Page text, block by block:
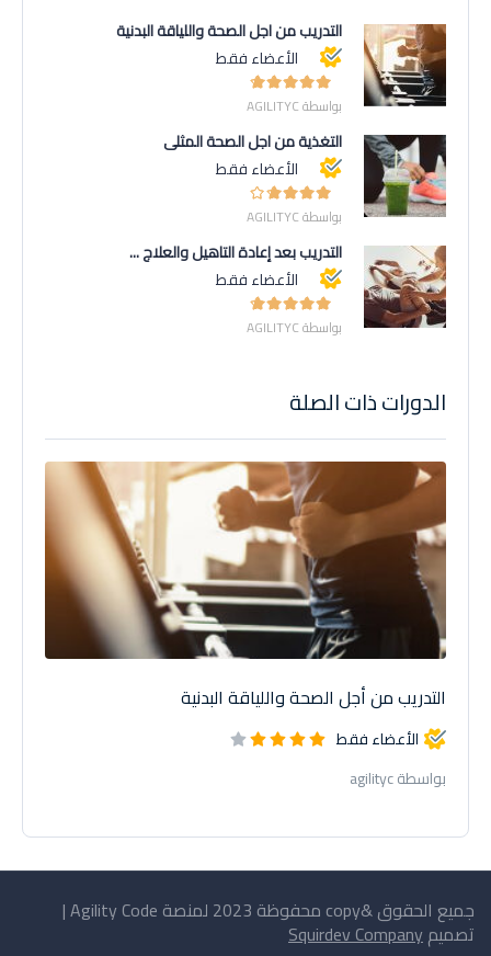
الدورات ذات الصلة
التدريب من أجل الصحة واللياقة البدنية
الأعضاء فقط
بواسطة agilityc
التدريب من أجل الصحة واللياقة البدنية
الأعضاء فقط
بواسطة AGILITYC
التغذية من أجل الصحة المثلى
الأعضاء فقط
بواسطة AGILITYC
التدريب بعد إعادة التأهيل والعلاج ...
الأعضاء فقط
بواسطة AGILITYC
جميع الحقوق &copy محفوظة 2023 لمنصة Agility Code |
تصميمSquirdev Company